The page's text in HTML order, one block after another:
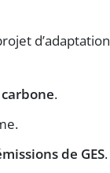
d’adaptation
carbone.
de GES.